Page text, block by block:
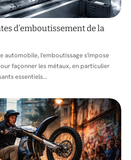
d’emboutissement de la
automobile, l'emboutissage s'impose
façonner les métaux, en particulier
essentiels…